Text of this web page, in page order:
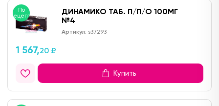
По
рецепту
ДИНАМИКО ТАБ. П/П/О 100МГ
№4
Артикул: s37293
1 567,20 ₽
Купить